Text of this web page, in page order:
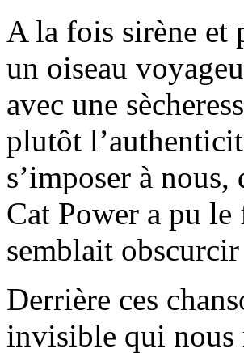
A la fois sirène et
un oiseau
avec une
plutôt
s’imposer à
Cat Power a pu le
semblait
Derrière ces
invisible qui nous